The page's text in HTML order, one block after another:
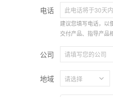
电话
建议您填写电话，以
交付产品、指导产品
公司
地域